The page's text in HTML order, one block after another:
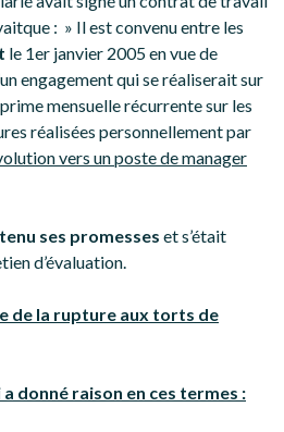
: » Il est convenu entre les
le 1er janvier 2005 en vue de
engagement qui se réaliserait sur
mensuelle récurrente sur les
réalisées personnellement par
vers un poste de manager
ses promesses et s’était
d’évaluation.
de la rupture aux torts de
donné raison en ces termes :